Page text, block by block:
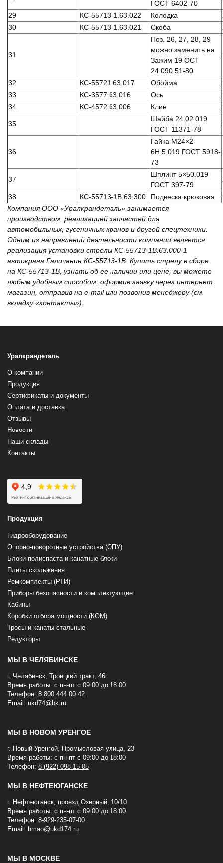
ГОСТ 6402-70
29 КС-55713-1.63.022 Колодка
30
КС-55713-1.63.021 Скоба
31
Поз. 26, 27, 28, 29
можно заменить на
Зажим 19 ОСТ
24.090.51-80
32 КС-55721.63.017 Обойма
33
КС-3577.63.016 Ось
34
КС-4572.63.006 Клин
35
Шайба 24.02.019
ГОСТ 11371-78
36
Гайка М24×2-
6Н.5.019 ГОСТ 5918-
73
37
Шплинт 5×50.019
ГОСТ 397-79
38 КС-55713-1В.63.300 Подвеска крюковая
Компания ООО «Уралкрандеталь» занимается
производством, реализацией запчастей для
автомобильных, гусеничных кранов и другой спецтехники.
Одним из направлений деятельности компании является
реализация установки стрелы КС-55713-1В.63.000-1
автокрана Галичанин КС-55713-1В. Купить стрелу в сборе
на КС-55713-1В, узнать об ее наличии или цене, вы можете
любым удобным способом: оформив заявку через интернет
магазин, отправив на e-mail или позвонив менеджеру (см.
вкладку «контакты»).
Уралкрандеталь
О компании
Продукция
Сертификаты и документы
Оплата и доставка
Отзывы
Новости
Наши склады
Контакты
Продукция
Гидрооборудование
Опорно-поворотные устройства (ОПУ)
Блоки полиспаста и канатные блоки
Плиты скольжения
Ремкомплекты (РТИ)
Приборы безопасности и комплектующие
Кабины
Коробки отбора мощности (КОМ)
Тросы и канаты стальные
Редукторы
МЫ В ЧЕЛЯБИНСКЕ
г. Челябинск, Троицкий тракт, 46г
Время работы: с пн-пт с 09:00 до 18:00
Телефон: 8 800 444 00 42
Email: ukd74@bk.ru
МЫ В НОВОМ УРЕНГОЕ
г. Новый Уренгой, Промысловая улица, 23
Время работы: с пн-пт с 09:00 до 18:00
Телефон: 8 (922) 098-15-05
МЫ В НЕФТЕЮГАНСКЕ
г. Нефтеюганск, проезд Озёрный, 10/10
Время работы: с пн-пт с 09:00 до 18:00
Телефон: 8-929-235-07-00
Email: hmao@ukd174.ru
МЫ В МОСКВЕ